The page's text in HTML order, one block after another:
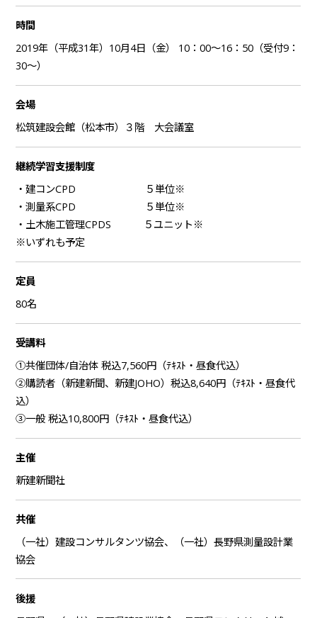
時間
2019年（平成31年）10月4日（金） 10：00～16：50（受付9：
30～）
会場
松筑建設会館（松本市）３階 大会議室
継続学習支援制度
・建コンCPD ５単位※
・測量系CPD ５単位※
・土木施工管理CPDS ５ユニット※
※いずれも予定
定員
80名
受講料
①共催団体/自治体 税込7,560円（ﾃｷｽﾄ・昼食代込）
②購読者（新建新聞、新建JOHO）税込8,640円（ﾃｷｽﾄ・昼食代
込）
③一般 税込10,800円（ﾃｷｽﾄ・昼食代込）
主催
新建新聞社
共催
（一社）建設コンサルタンツ協会、（一社）長野県測量設計業
協会
後援